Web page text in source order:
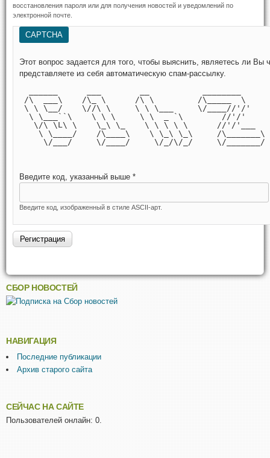
восстановления пароля или для получения новостей и уведомлений по
электронной почте.
CAPTCHA
Этот вопрос задается для того, чтобы выяснить, являетесь ли Вы человеком или
представляете из себя автоматическую спам-рассылку.
/\  ___\    /\_ \      /\ \         /\_____
\ \ \__/    \//\ \     \ \ \___     \/
\ \___``\    \ \ \     \ \  _ `\        //'/'
\/\ \L\ \    \_\ \_    \ \ \ \ \      //'/'___
\ \____/    /\____\    \ \_\ \_\     /\_______\
\/___/     \/____/     \/_/\/_/     \/
Введите код, указанный выше *
Введите код, изображенный в стиле ASCII-арт.
СБОР НОВОСТЕЙ
НАВИГАЦИЯ
Последние публикации
Архив старого сайта
СЕЙЧАС НА САЙТЕ
Пользователей онлайн: 0.